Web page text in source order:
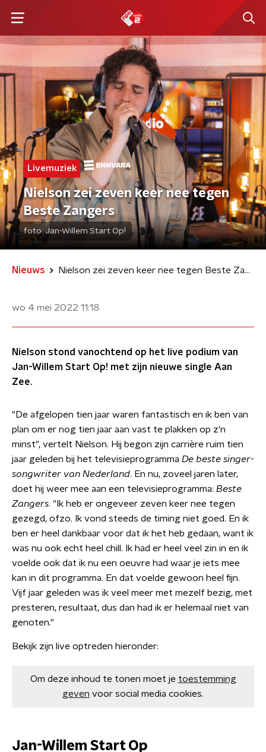
Livemuziek
Nielson zei zeven keer nee tegen
Beste Zangers
foto:Jan-Willem Start Op!
Nieuws Nielson zei zeven keer nee tegen Beste Zangers
wo 4 mei 2022 11:18
Nielson stond vanochtend op het live podium van
Jan-Willem Start Op! met zijn nieuwe single Aan
Zee.
"De afgelopen tien jaar waren fantastisch en ik ben van
plan om er nog tien jaar aan vast te plakken op z'n
minst", vertelt Nielson. Hij begon zijn carrière ruim tien
jaar geleden bij het televisieprogramma De beste singer-
songwriter van Nederland. En nu, zoveel jaren later,
doet hij weer mee aan een televisieprogramma: Beste
Zangers. "Ik heb er ongeveer zeven keer nee tegen
gezegd, ofzo. Ik vond steeds de timing niet goed. En ik
ben er heel dankbaar voor dat ik het heb gedaan, want ik
was nu ook echt heel chill. Ik had er heel veel zin in en ik
voelde ook dat ik nu een oeuvre had waar je iets mee
kan in dit programma. En dat voelde gewoon heel fijn.
Vijf jaar geleden was ik veel meer met mezelf bezig, met
presteren, resultaat, dus dan had ik er helemaal niet van
genoten."
Bekijk zijn live optreden hieronder:
Om deze inhoud te tonen moet je toestemming
geven voor social media cookies.
Jan-Willem Start Op